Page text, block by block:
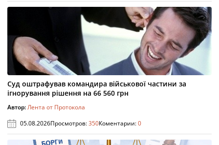
Суд оштрафував командира військової частини за
ігнорування рішення на 66 560 грн
Автор:Лента от Протокола
05.08.2026Просмотров:350Коментарии:0